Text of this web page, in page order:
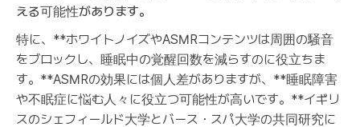
える可能性があります。
特に、**ホワイトノイズやASMRコンテンツは周囲の騒音
をブロックし、睡眠中の覚醒回数を減らすのに役立ちま
す。**ASMRの効果には個人差がありますが、**睡眠障害
や不眠症に悩む人々に役立つ可能性が高いです。**イギリ
スのシェフィールド大学とバース・スパ大学の共同研究に